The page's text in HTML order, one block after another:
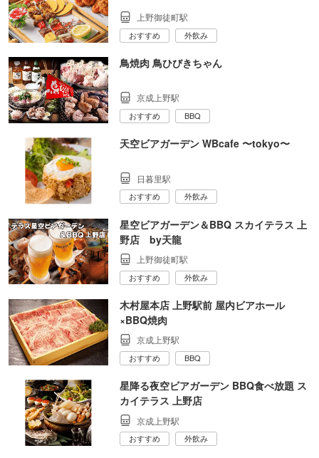
上野御徒町駅
おすすめ 外飲み
鳥焼肉 鳥ひびきちゃん
京成上野駅
おすすめ BBQ
天空ビアガーデン WBcafe 〜tokyo〜
日暮里駅
おすすめ 外飲み
星空ビアガーデン＆BBQ スカイテラス 上
野店 by天龍
上野御徒町駅
おすすめ 外飲み
木村屋本店 上野駅前 屋内ビアホール
×BBQ焼肉
京成上野駅
おすすめ BBQ
星降る夜空ビアガーデン BBQ食べ放題 ス
カイテラス 上野店
京成上野駅
おすすめ 外飲み